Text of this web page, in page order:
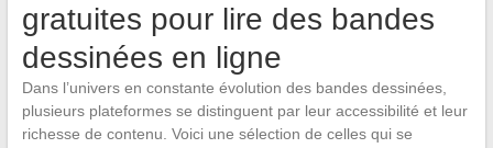
gratuites pour lire des bandes
dessinées en ligne
Dans l’univers en constante évolution des bandes dessinées,
plusieurs plateformes se distinguent par leur accessibilité et leur
richesse de contenu. Voici une sélection de celles qui se